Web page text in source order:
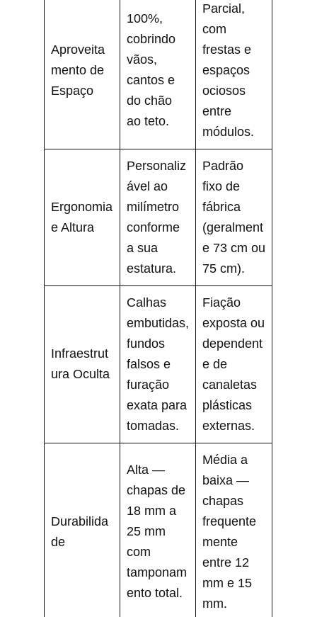
Aproveita
mento de
Espaço
100%,
cobrindo
vãos,
cantos e
do chão
ao teto.
Parcial,
com
frestas e
espaços
ociosos
entre
módulos.
Ergonomia
e Altura
Personaliz
ável ao
milímetro
conforme
a sua
estatura.
Padrão
fixo de
fábrica
(geralment
e 73 cm ou
75 cm).
Infraestrut
ura Oculta
Calhas
embutidas,
fundos
falsos e
furação
exata para
tomadas.
Fiação
exposta ou
dependent
e de
canaletas
plásticas
externas.
Durabilida
de
Alta —
chapas de
18 mm a
25 mm
com
tamponam
ento total.
Média a
baixa —
chapas
frequente
mente
entre 12
mm e 15
mm.